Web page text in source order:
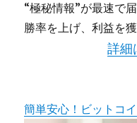
“極秘情報”が最速で届
勝率を上げ、利益を獲
詳細
簡単安心！ビットコ